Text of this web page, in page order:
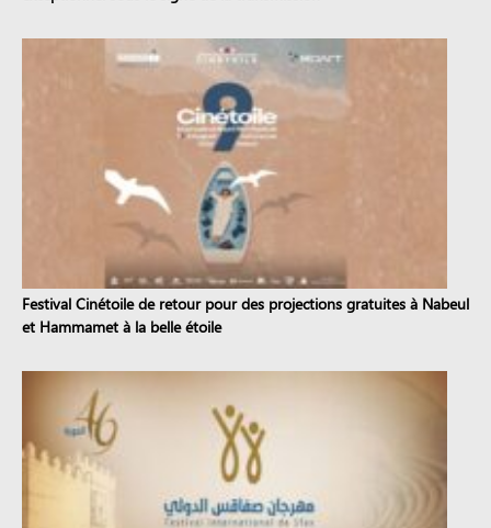
Festival Cinétoile de retour pour des projections gratuites à Nabeul
et Hammamet à la belle étoile